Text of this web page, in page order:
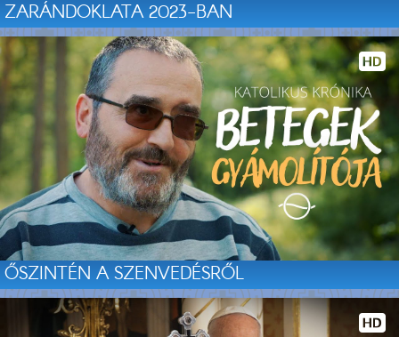
ZARÁNDOKLATA 2023-BAN
ŐSZINTÉN A SZENVEDÉSRŐL